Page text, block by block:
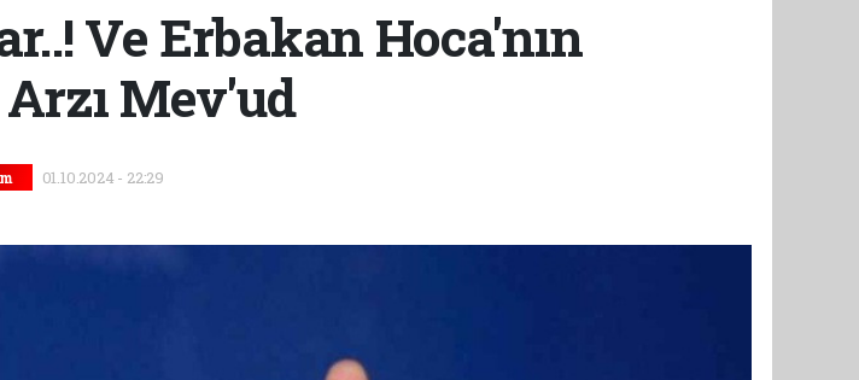
Ve Erbakan Hoca'nın
Mev'ud
01.10.2024 - 22:29